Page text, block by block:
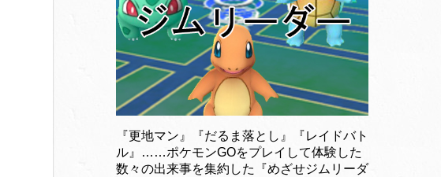
『更地マン』『だるま落とし』『レイドバト
ル』……ポケモンGOをプレイして体験した
数々の出来事を集約した『めざせジムリーダ